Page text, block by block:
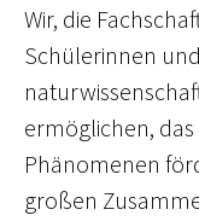
Wir, die
Schülerinnen
ermöglichen,
Phänomenen
großen